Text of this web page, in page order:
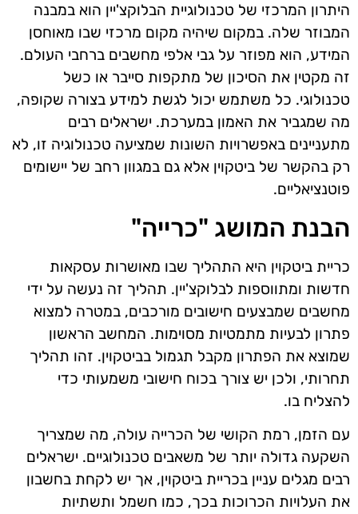
היתרון המרכזי של טכנולוגיית הבלוקצ'יין הוא במבנה
המבוזר שלה. במקום שיהיה מקום מרכזי שבו מאוחסן
המידע, הוא מפוזר על גבי אלפי מחשבים ברחבי העולם.
זה מקטין את הסיכון של מתקפות סייבר או כשל
טכנולוגי. כל משתמש יכול לגשת למידע בצורה שקופה,
מה שמגביר את האמון במערכת. ישראלים רבים
מתעניינים באפשרויות השונות שמציעה טכנולוגיה זו, לא
רק בהקשר של ביטקוין אלא גם במגוון רחב של יישומים
פוטנציאליים.
הבנת המושג "כרייה"
כריית ביטקוין היא התהליך שבו מאושרות עסקאות
חדשות ומתווספות לבלוקצ'יין. תהליך זה נעשה על ידי
מחשבים שמבצעים חישובים מורכבים, במטרה למצוא
פתרון לבעיות מתמטיות מסוימות. המחשב הראשון
שמוצא את הפתרון מקבל תגמול בביטקוין. זהו תהליך
תחרותי, ולכן יש צורך בכוח חישובי משמעותי כדי
להצליח בו.
עם הזמן, רמת הקושי של הכרייה עולה, מה שמצריך
השקעה גדולה יותר של משאבים טכנולוגיים. ישראלים
רבים מגלים עניין בכריית ביטקוין, אך יש לקחת בחשבון
את העלויות הכרוכות בכך, כמו חשמל ותשתיות